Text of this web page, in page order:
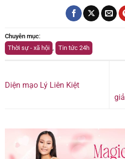
Chuyên mục:
Thời sự - xã hội
Tin tức 24h
Diện mạo Lý Liên Kiệt